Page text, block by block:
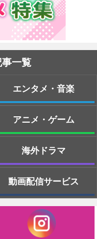
一覧
エンタメ・音楽
アニメ・ゲーム
海外ドラマ
動画配信サービス